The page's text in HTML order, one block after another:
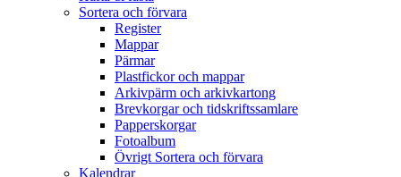
Sortera och förvara
Register
Mappar
Pärmar
Plastfickor och mappar
Arkivpärm och arkivkartong
Brevkorgar och tidskriftssamlare
Papperskorgar
Fotoalbum
Övrigt Sortera och förvara
Kalendrar